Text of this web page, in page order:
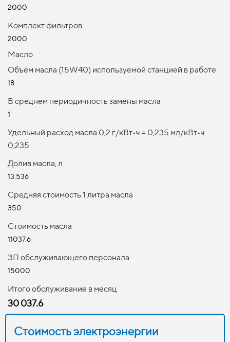
2000
Комплект фильтров
2000
Масло
Объем масла (15W40) используемой станцией в работе
18
В среднем периодичность замены масла
1
Удельный расход масла 0,2 г/кВт•ч = 0,235 мл/кВт•ч
0,235
Долив масла, л
13.536
Средняя стоимость 1 литра масла
350
Стоимость масла
11037.6
ЗП обслуживающего персонала
15000
Итого обслуживание в месяц
30 037.6
Стоимость электроэнергии